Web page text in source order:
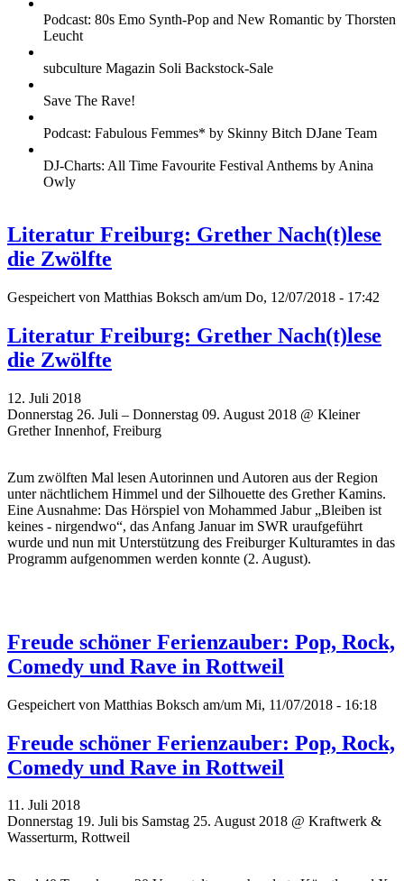
Podcast: 80s Emo Synth-Pop and New Romantic by Thorsten
Leucht
subculture Magazin Soli Backstock-Sale
Save The Rave!
Podcast: Fabulous Femmes* by Skinny Bitch DJane Team
DJ-Charts: All Time Favourite Festival Anthems by Anina
Owly
Literatur Freiburg: Grether Nach(t)lese
die Zwölfte
Gespeichert von Matthias Boksch am/um Do, 12/07/2018 - 17:42
Literatur Freiburg: Grether Nach(t)lese
die Zwölfte
12. Juli 2018
Donnerstag 26. Juli – Donnerstag 09. August 2018 @ Kleiner
Grether Innenhof, Freiburg
Zum zwölften Mal lesen Autorinnen und Autoren aus der Region
unter nächtlichem Himmel und der Silhouette des Grether Kamins.
Eine Ausnahme: Das Hörspiel von Mohammed Jabur „Bleiben ist
keines - nirgendwo“, das Anfang Januar im SWR uraufgeführt
wurde und nun mit Unterstützung des Freiburger Kulturamtes in das
Programm aufgenommen werden konnte (2. August).
Freude schöner Ferienzauber: Pop, Rock,
Comedy und Rave in Rottweil
Gespeichert von Matthias Boksch am/um Mi, 11/07/2018 - 16:18
Freude schöner Ferienzauber: Pop, Rock,
Comedy und Rave in Rottweil
11. Juli 2018
Donnerstag 19. Juli bis Samstag 25. August 2018 @ Kraftwerk &
Wasserturm, Rottweil